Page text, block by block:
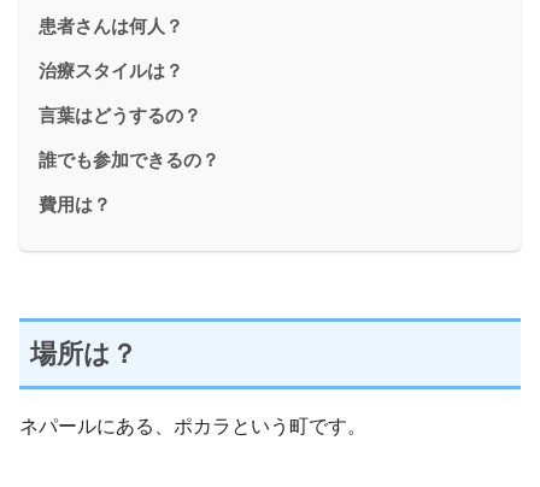
患者さんは何人？
治療スタイルは？
言葉はどうするの？
誰でも参加できるの？
費用は？
場所は？
ネパールにある、ポカラという町です。